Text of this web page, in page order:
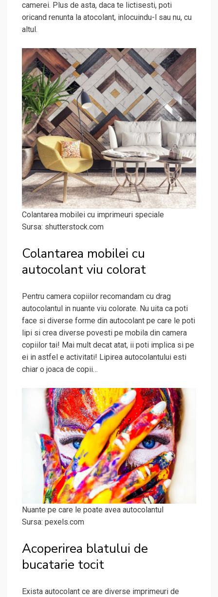
camerei. Plus de asta, daca te lictisesti, poti
oricand renunta la atocolant, inlocuindu-l sau nu, cu
altul.
Colantarea mobilei cu imprimeuri speciale
Sursa: shutterstock.com
Colantarea mobilei cu
autocolant viu colorat
Pentru camera copiilor recomandam cu drag
autocolantul in nuante viu colorate. Nu uita ca poti
face si diverse forme din autocolant pe care le poti
lipi si crea diverse povesti pe mobila din camera
copiilor tai! Mai mult decat atat, ii poti implica si pe
ei in astfel e activitati! Lipirea autocolantului esti
chiar o joaca de copii…
Nuante pe care le poate avea autocolantul
Sursa: pexels.com
Acoperirea blatului de
bucatarie tocit
Exista autocolant ce are diverse imprimeuri de